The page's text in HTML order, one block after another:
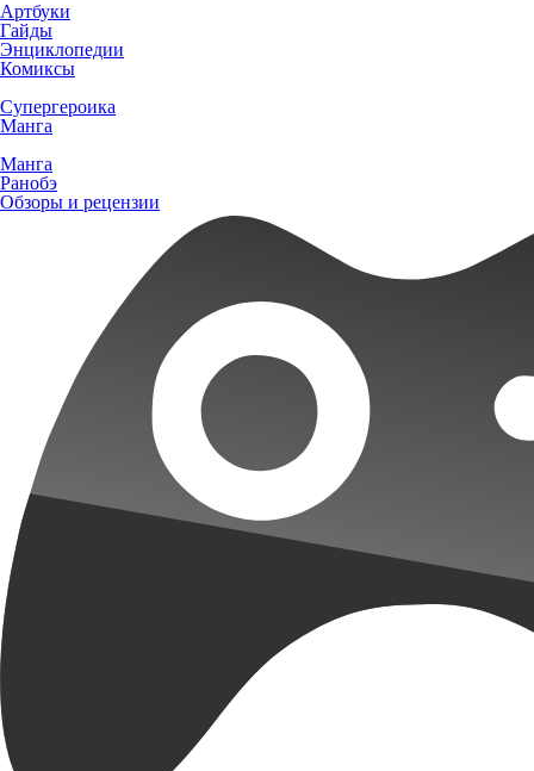
Артбуки
Гайды
Энциклопедии
Комиксы
Супергероика
Манга
Манга
Ранобэ
Обзоры и рецензии